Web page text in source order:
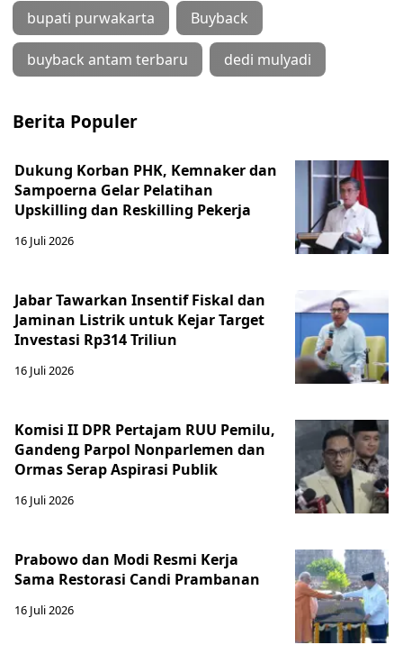
bupati purwakarta Buyback
buyback antam terbaru dedi mulyadi
Berita Populer
Dukung Korban PHK, Kemnaker dan
Sampoerna Gelar Pelatihan
Upskilling dan Reskilling Pekerja
16 Juli 2026
Jabar Tawarkan Insentif Fiskal dan
Jaminan Listrik untuk Kejar Target
Investasi Rp314 Triliun
16 Juli 2026
Komisi II DPR Pertajam RUU Pemilu,
Gandeng Parpol Nonparlemen dan
Ormas Serap Aspirasi Publik
16 Juli 2026
Prabowo dan Modi Resmi Kerja
Sama Restorasi Candi Prambanan
16 Juli 2026